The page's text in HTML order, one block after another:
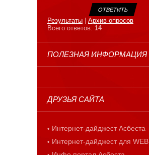
Результаты
Архив опросов
Всего ответов: 14
ПОЛЕЗНАЯ ИНФОРМАЦИЯ
ДРУЗЬЯ САЙТА
Интернет-дайджест Асбеста
Интернет-дайджест для WEB